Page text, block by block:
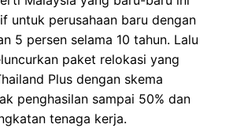
untuk perusahaan baru dengan
5 persen selama 10 tahun. Lalu
paket relokasi yang
Plus dengan skema
penghasilan sampai 50% dan
tenaga kerja.